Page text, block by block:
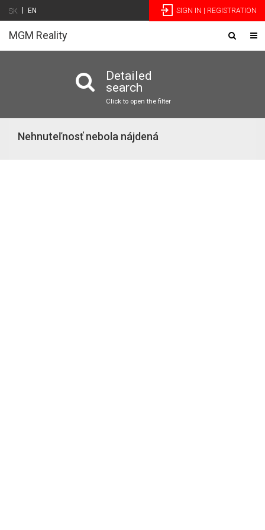
SK | EN SIGN IN | REGISTRATION
Toggle
MGM Reality
Detailed
search
Click to open the filter
Nehnuteľnosť nebola nájdená